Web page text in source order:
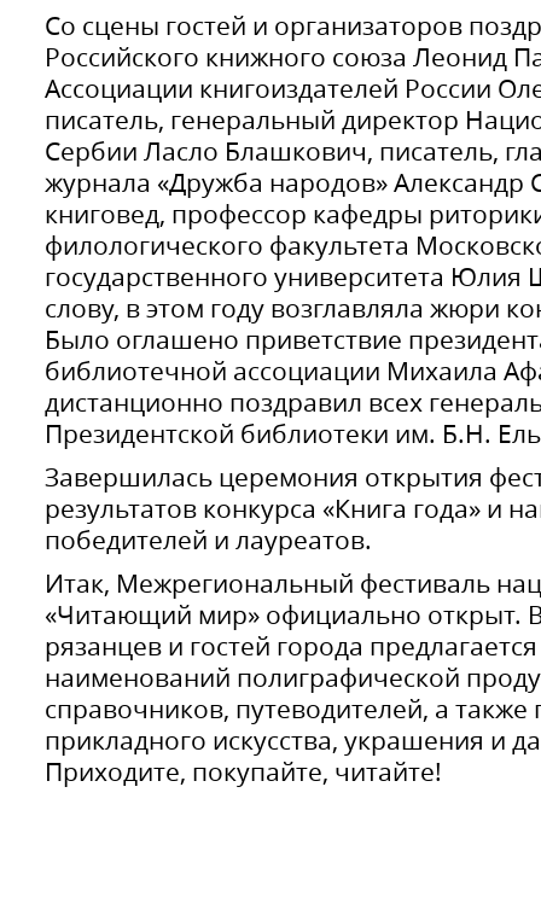
Со сцены гостей и организаторов
Российского книжного союза Леонид
Ассоциации книгоиздателей России
писатель, генеральный директор
Сербии Ласло Блашкович, писатель,
журнала «Дружба народов» Александр
книговед, профессор кафедры
филологического факультета
государственного университета
слову, в этом году возглавляла жюри
Было оглашено приветствие
библиотечной ассоциации Михаила
дистанционно поздравил всех
Президентской библиотеки им. Б.Н.
Завершилась церемония открытия
результатов конкурса «Книга года» и
победителей и лауреатов.
Итак, Межрегиональный фестиваль
«Читающий мир» официально открыт.
рязанцев и гостей города
наименований полиграфической
справочников, путеводителей, а
прикладного искусства, украшения и
Приходите, покупайте, читайте!